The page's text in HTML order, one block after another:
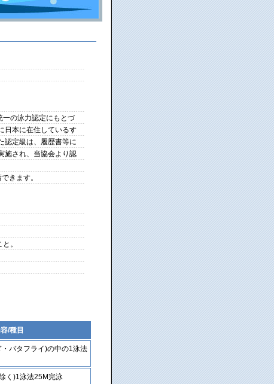
一の泳力認定にもとづ
日本に在住しているす
認定級は、履歴書等に
施され、当協会より認
きます。
。
/種目
バタフライ)の中の1泳法
く)1泳法25M完泳